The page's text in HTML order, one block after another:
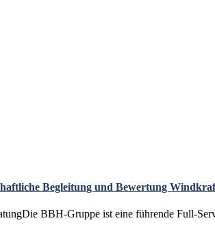
Begleitung und Bewertung
BBH-Gruppe ist eine führende Full-